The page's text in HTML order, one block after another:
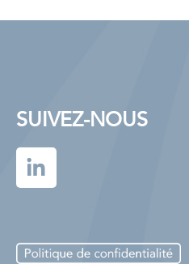
SUIVEZ-NOUS